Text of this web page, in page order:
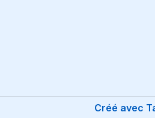
Créé avec